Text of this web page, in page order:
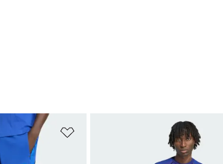
Añadir a la lista de deseos